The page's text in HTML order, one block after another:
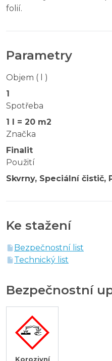
folií.
Parametry
Objem ( l )
1
Spotřeba
1 l = 20 m2
Značka
Finalit
Použití
Skvrny, Speciální čistič,
Ke stažení
Bezpečnostní list
Technický list
Bezpečnostní
Korozivní